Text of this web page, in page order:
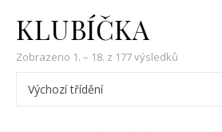
KLUBÍČKA
Zobrazeno 1. – 18. z 177 výsledků